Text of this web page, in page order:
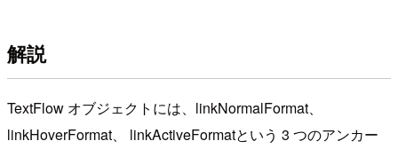
解説
TextFlow オブジェクトには、linkNormalFormat、
linkHoverFormat、 linkActiveFormatという 3 つのアンカー